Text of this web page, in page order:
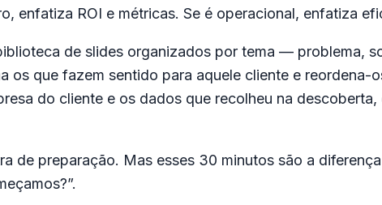
enfatiza ROI e métricas. Se é operacional, enfatiza
de slides organizados por tema — problema,
os que fazem sentido para aquele cliente e reordena-
do cliente e os dados que recolheu na
de preparação. Mas esses 30 minutos são a